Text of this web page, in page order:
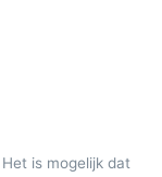
is mogelijk dat